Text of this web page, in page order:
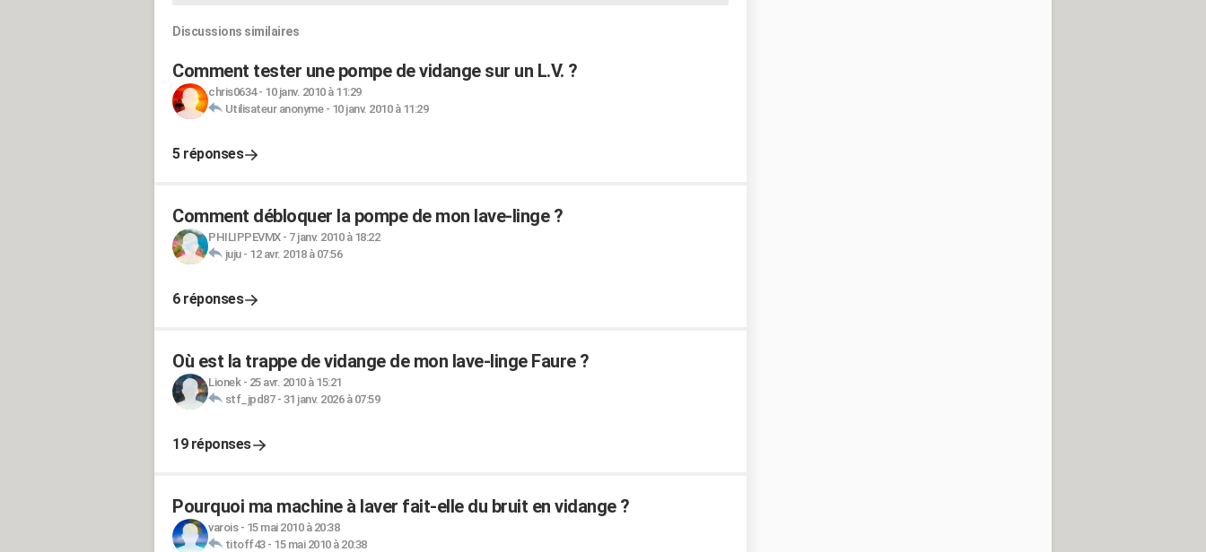
Discussions similaires
Comment tester une pompe de vidange sur un L.V. ?
chris0634- 10 janv. 2010 à 11:29
Utilisateur anonyme- 10 janv. 2010 à 11:29
5 réponses
Comment débloquer la pompe de mon lave-linge ?
PHILIPPEVMX- 7 janv. 2010 à 18:22
juju- 12 avr. 2018 à 07:56
6 réponses
Où est la trappe de vidange de mon lave-linge Faure ?
Lionek- 25 avr. 2010 à 15:21
stf_jpd87- 31 janv. 2026 à 07:59
19 réponses
Pourquoi ma machine à laver fait-elle du bruit en vidange ?
varois- 15 mai 2010 à 20:38
titoff43- 15 mai 2010 à 20:38